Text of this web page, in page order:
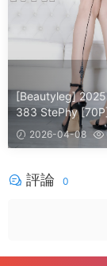
[Beautyleg]
383 StePhy
2026-04-08
評論 0